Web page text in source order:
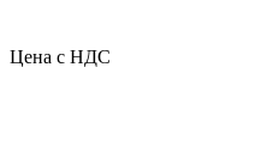
Цена с НДС